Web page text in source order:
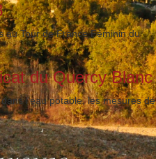
au Tour de France Féminin du
du Quercy Blanc
l'eau potable, les mesures de